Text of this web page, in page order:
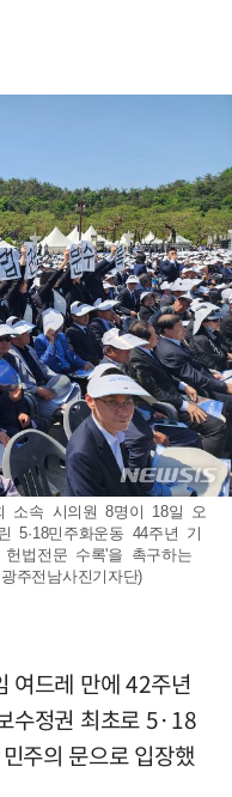
소속 시의원 8명이 18일 오
5·18민주화운동 44주년 기
법전문 수록'을 촉구하는
주전남사진기자단)
여드레 만에 42주년
수정권 최초로 5·18
주의 문으로 입장했